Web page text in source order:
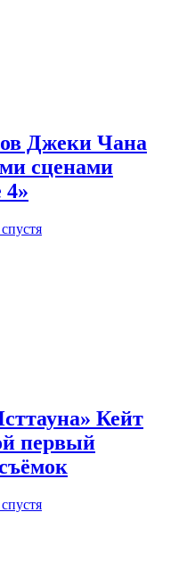
Джеки Чана
сценами
4»
Кейт
первый